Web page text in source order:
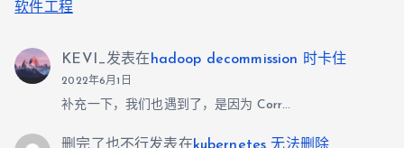
软件工程
KEVI_发表在 hadoop decommission 时卡住
2022年6月1日
补充一下，我们也遇到了，是因为 Corr…
删完了也不行发表在kubernetes 无法删除